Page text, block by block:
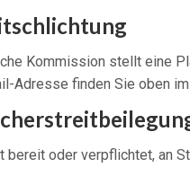
Kommission stellt eine
Adresse finden Sie oben
bereit oder verpflichtet, an